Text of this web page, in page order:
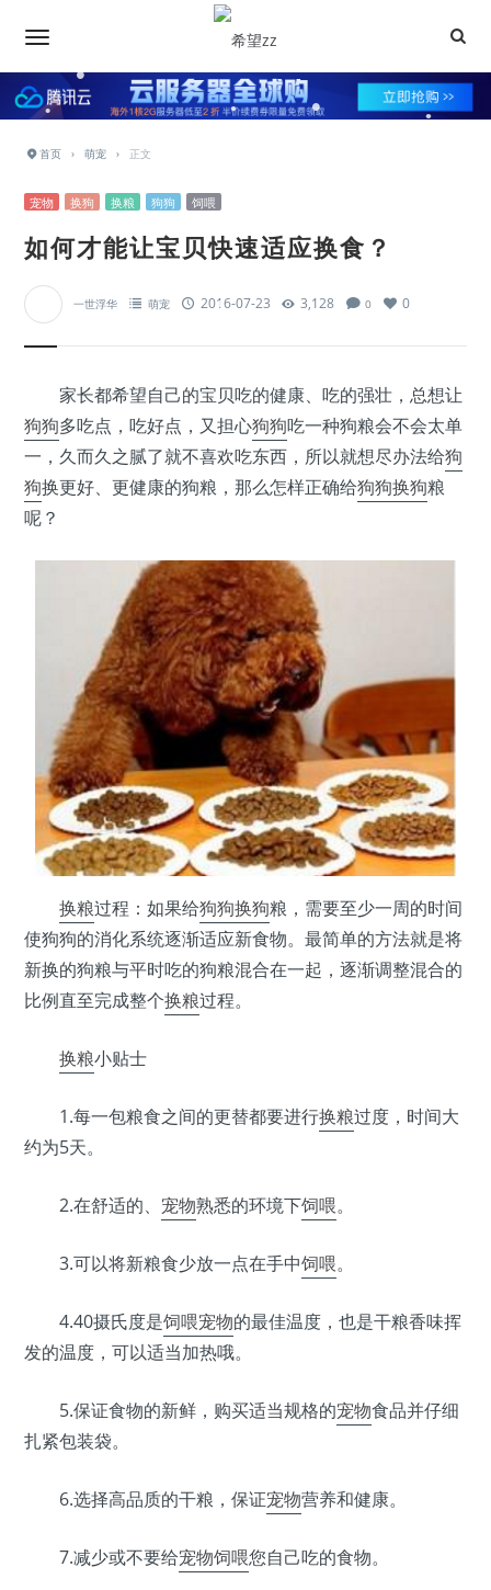
首页 › 萌宠 › 正文
宠物 换狗 换粮 狗狗 饲喂
如何才能让宝贝快速适应换食？
一世浮华 萌宠 2016-07-23 3,128 0 0
家长都希望自己的宝贝吃的健康、吃的强壮，总想让
狗狗多吃点，吃好点，又担心狗狗吃一种狗粮会不会太单
一，久而久之腻了就不喜欢吃东西，所以就想尽办法给狗
狗换更好、更健康的狗粮，那么怎样正确给狗狗换狗粮
呢？
换粮过程：如果给狗狗换狗粮，需要至少一周的时间
使狗狗的消化系统逐渐适应新食物。最简单的方法就是将
新换的狗粮与平时吃的狗粮混合在一起，逐渐调整混合的
比例直至完成整个换粮过程。
换粮小贴士
1.每一包粮食之间的更替都要进行换粮过度，时间大
约为5天。
2.在舒适的、 宠物熟悉的环境下饲喂。
3.可以将新粮食少放一点在手中饲喂。
4.40摄氏度是饲喂宠物的最佳温度，也是干粮香味挥
发的温度，可以适当加热哦。
5.保证食物的新鲜，购买适当规格的宠物食品并仔细
扎紧包装袋。
6.选择高品质的干粮，保证宠物营养和健康。
7.减少或不要给宠物饲喂您自己吃的食物。
•
•
•
•
•
•
•
•
• •